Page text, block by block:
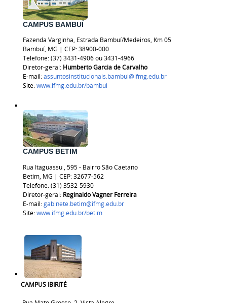
CAMPUS BAMBUÍ
Fazenda Varginha, Estrada Bambuí/Medeiros, Km 05
Bambuí, MG | CEP: 38900-000
Telefone: (37) 3431-4906 ou 3431-4966
Diretor-geral: Humberto Garcia de Carvalho
E-mail:assuntosinstitucionais.bambui@ifmg.edu.br
Site:www.ifmg.edu.br/bambui
CAMPUS BETIM
Rua Itaguassu, 595 - Bairro São Caetano
Betim, MG | CEP:32677-562
Telefone: (31) 3532-5930
Diretor-geral: Reginaldo Vagner Ferreira
E-mail:gabinete.betim@ifmg.edu.br
Site:www.ifmg.edu.br/betim
CAMPUS IBIRITÉ